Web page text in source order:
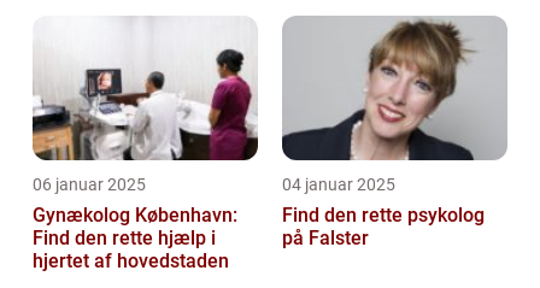
06 januar 2025
Gynækolog København:
Find den rette hjælp i
hjertet af hovedstaden
04 januar 2025
Find den rette psykolog
på Falster